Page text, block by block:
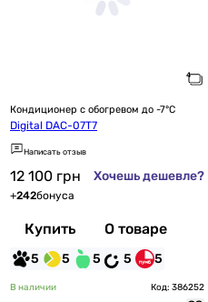
Кондиционер с обогревом до -7°C
Digital DAC-07T7
Написать отзыв
12 100 грн Хочешь дешевле?
+242бонуса
Купить О товаре
5 5 5 5 5
В наличии Код: 386252